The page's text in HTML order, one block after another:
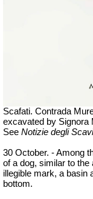
Scafati. Contrada
excavated by Signora
See Notizie degli
30 October. - Among
of a dog, similar to
illegible mark, a basin
bottom.